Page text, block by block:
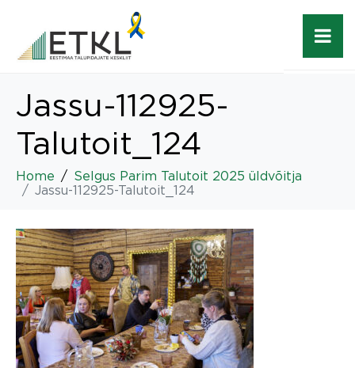
Jassu-112925-
Talutoit_124
Home
Selgus Parim Talutoit 2025 üldvõitja
Jassu-112925-Talutoit_124